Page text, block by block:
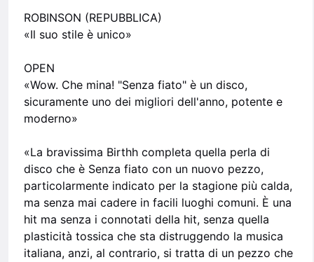
ROBINSON (REPUBBLICA)
«Il suo stile è unico»
OPEN
«Wow. Che mina! "Senza fiato" è un disco,
sicuramente uno dei migliori dell'anno, potente e
moderno»
«La bravissima Birthh completa quella perla di
disco che è Senza fiato con un nuovo pezzo,
particolarmente indicato per la stagione più calda,
ma senza mai cadere in facili luoghi comuni. È una
hit ma senza i connotati della hit, senza quella
plasticità tossica che sta distruggendo la musica
italiana, anzi, al contrario, si tratta di un pezzo che